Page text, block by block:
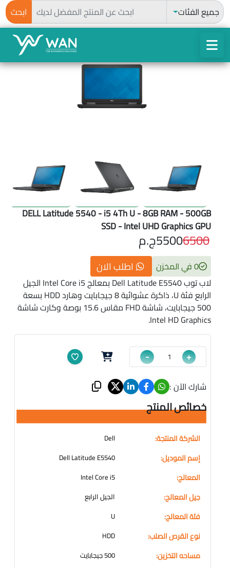
جميع الفئات
ابحث ابحث
DELL Latitude 5540 - i5 4Th U - 8GB RAM - 500GB
SSD - Intel UHD Graphics GPU
6500
5500ج.م
0 في المخزن اطلب الان
لاب توب Dell Latitude E5540 بمعالج Intel Core i5 الجيل
الرابع فئة U، ذاكرة عشوائية 8 جيجابايت وهارد HDD بسعة
500 جيجابايت، شاشة FHD مقاس 15.6 بوصة وكارت شاشة
Intel HD Graphics.
- +
شارك الآن :
خصائص المنتج
الشركة المنتجة: Dell
إسم الموديل: Dell Latitude E5540
المعالج: Intel Core i5
جيل المعالج: الجيل الرابع
فئة المعالج: U
نوع القرص الصلب: HDD
مساحه التخزين: 500 جيجابايت